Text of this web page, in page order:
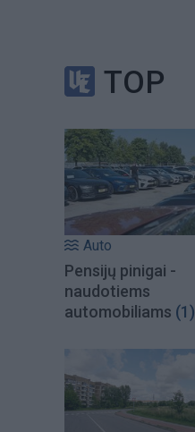
TOP
Auto
Pensijų pinigai -
naudotiems
automobiliams (1)